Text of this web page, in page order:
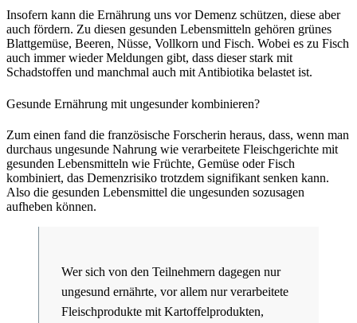
Insofern kann die Ernährung uns vor Demenz schützen, diese aber
auch fördern. Zu diesen gesunden Lebensmitteln gehören grünes
Blattgemüse, Beeren, Nüsse, Vollkorn und Fisch. Wobei es zu Fisch
auch immer wieder Meldungen gibt, dass dieser stark mit
Schadstoffen und manchmal auch mit Antibiotika belastet ist.
Gesunde Ernährung mit ungesunder kombinieren?
Zum einen fand die französische Forscherin heraus, dass, wenn man
durchaus ungesunde Nahrung wie verarbeitete Fleischgerichte mit
gesunden Lebensmitteln wie Früchte, Gemüse oder Fisch
kombiniert, das Demenzrisiko trotzdem signifikant senken kann.
Also die gesunden Lebensmittel die ungesunden sozusagen
aufheben können.
Wer sich von den Teilnehmern dagegen nur
ungesund ernährte, vor allem nur verarbeitete
Fleischprodukte mit Kartoffelprodukten,